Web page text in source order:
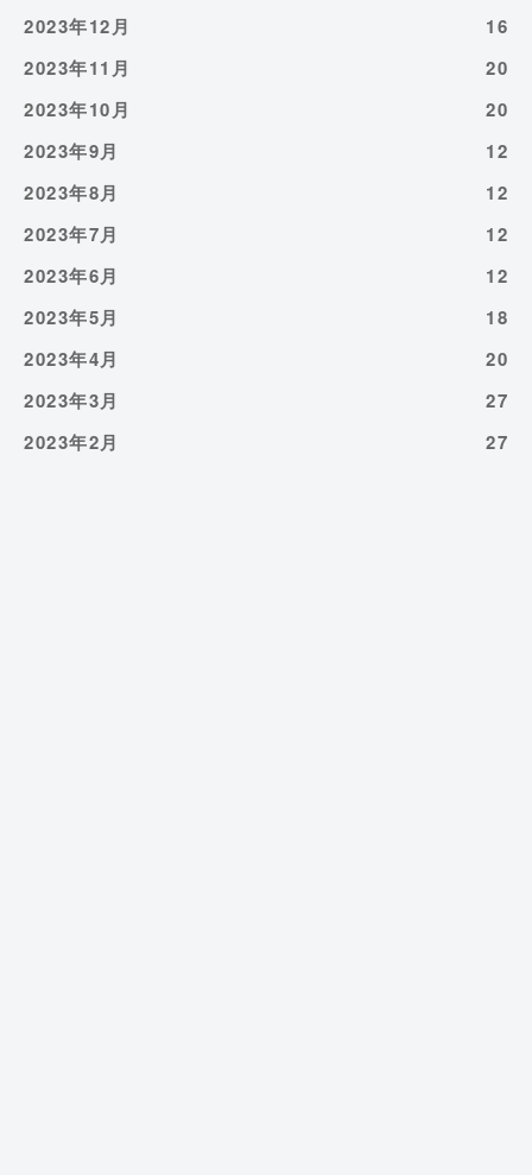
2023年12月
16
2023年11月
20
2023年10月
20
2023年9月
12
2023年8月
12
2023年7月
12
2023年6月
12
2023年5月
18
2023年4月
20
2023年3月
27
2023年2月
27